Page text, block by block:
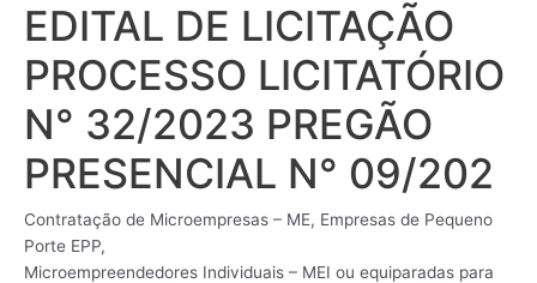
EDITAL DE LICITAÇÃO
PROCESSO LICITATÓRIO
N° 32/2023 PREGÃO
PRESENCIAL N° 09/202
Contratação de Microempresas – ME, Empresas de Pequeno
Porte EPP,
Microempreendedores Individuais – MEI ou equiparadas para